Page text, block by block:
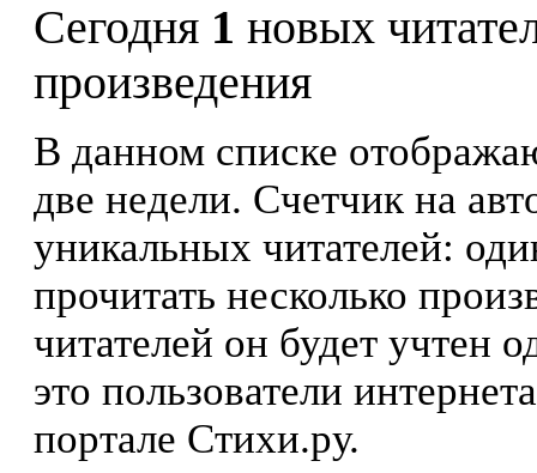
Сегодня 1 новых
произведения
В данном списке
две недели. Счетчик на
уникальных читателей:
прочитать несколько
читателей он будет учтен
это пользователи
портале Стихи.ру.